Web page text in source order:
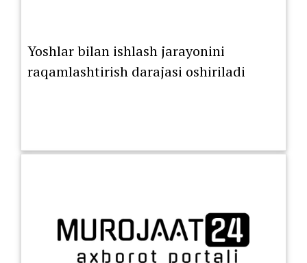
Yoshlar bilan ishlash jarayonini
raqamlashtirish darajasi oshiriladi